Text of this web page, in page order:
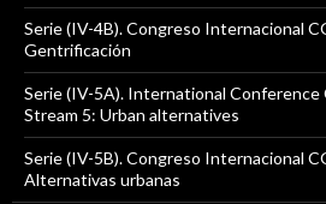
Serie (IV-4B). Congreso Internacional
Gentrificación
Serie (IV-5A). International Conference
Stream 5: Urban alternatives
Serie (IV-5B). Congreso Internacional
Alternativas urbanas